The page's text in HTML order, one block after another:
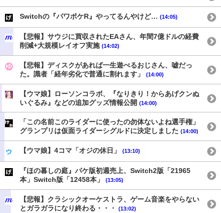
Switchの『パワポケR』やってるんやけど… (14:05)
【悲報】サウジに買収されたEAさん、年間7億ドルの経費
削減+大規模レイオフ実施 (14:02)
【悲報】ディスクがあれば一生遊べるおじさん、嘘だっ
た。識者「経年劣化で普通に割れます」
(14:00)
【ウマ娘】ローソンコラボ、『なりきり！からあげクンぬ
いぐるみ』などの追加グッズ情報公開 (14:00)
「この名前このライダーに使ったの勿体ないよね選手権」
グランプリは仮面ライダーシグルドに決定しました (14:00)
【ウマ娘】4コマ「オジの休日」 (13:10)
『ほの暮しの庭』パケ版初週売上、Switch2版「21965
本」Switch版「12458本」
(13:05)
【悲報】クラシックオーケストラ、ゲーム音楽をやらない
とガラガラになり終わる・・・
(13:02)